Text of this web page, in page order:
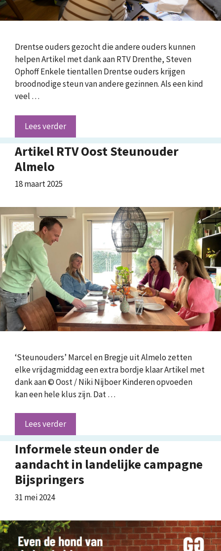
Drentse ouders gezocht die andere ouders kunnen
helpen Artikel met dank aan RTV Drenthe, Steven
Ophoff Enkele tientallen Drentse ouders krijgen
broodnodige steun van andere gezinnen. Als een kind
veel …
Lees verder
Artikel RTV Oost Steunouder
Almelo
18 maart 2025
‘Steunouders’ Marcel en Bregje uit Almelo zetten
elke vrijdagmiddag een extra bordje klaar Artikel met
dank aan © Oost / Niki Nijboer Kinderen opvoeden
kan een hele klus zijn. Dat …
Lees verder
Informele steun onder de
aandacht in landelijke campagne
Bijspringers
31 mei 2024